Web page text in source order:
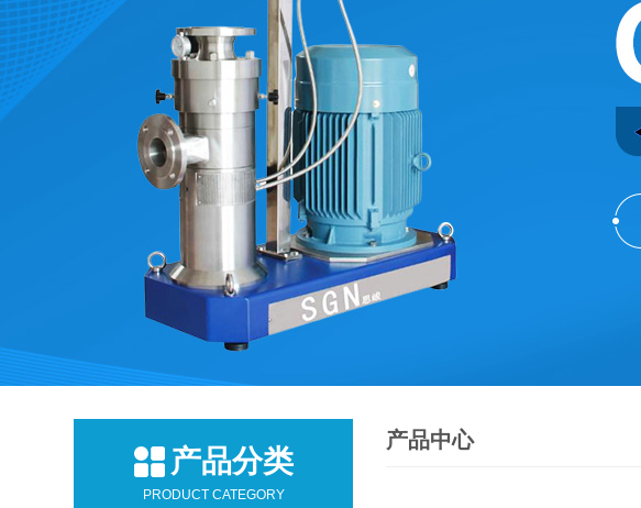
产品分类
PRODUCT CATEGORY
产品中心